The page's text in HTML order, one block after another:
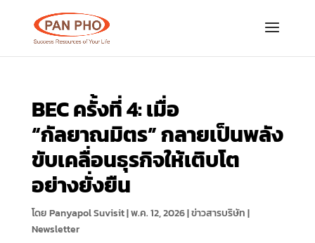
BEC ครั้งที่ 4: เมื่อ
“กัลยาณมิตร” กลายเป็นพลัง
ขับเคลื่อนธุรกิจให้เติบโต
อย่างยั่งยืน
โดยPanyapol Suvisit|พ.ค. 12, 2026|ข่าวสารบริษัท |
Newsletter